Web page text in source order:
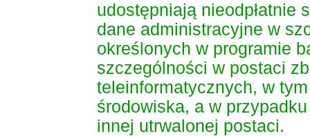
udostępniają nieodpłatnie
dane administracyjne w
określonych w programie
szczególności w postaci
teleinformatycznych, w
środowiska, a w
innej utrwalonej postaci.